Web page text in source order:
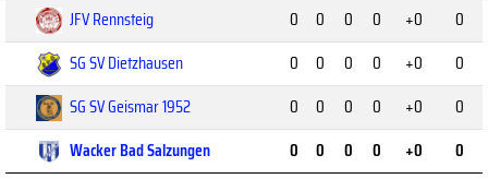
JFV Rennsteig
0 0 0 0 +0
0
SG SV Dietzhausen
0 0 0 0 +0
0
SG SV Geismar 1952
0 0 0 0 +0
0
Wacker Bad Salzungen
0 0 0 0 +0 0